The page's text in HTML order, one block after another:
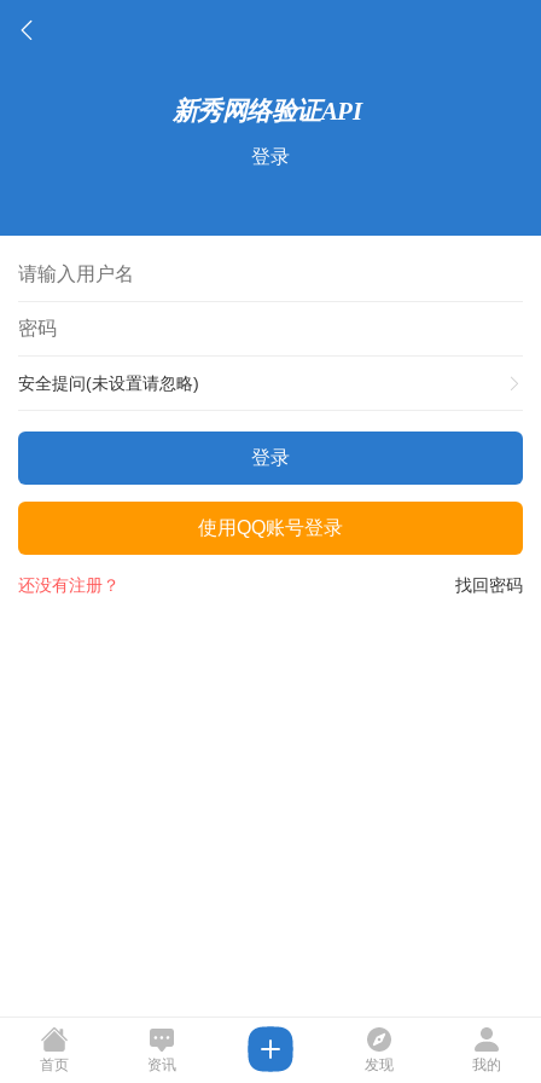
登录
安全提问(未设置请忽略)
登录
使用QQ账号登录
找回密码
还没有注册？
首页 资讯 发现 我的